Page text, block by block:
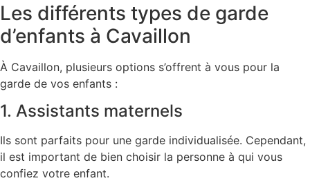
Les différents types de garde
d’enfants à Cavaillon
À Cavaillon, plusieurs options s’offrent à vous pour la
garde de vos enfants :
1. Assistants maternels
Ils sont parfaits pour une garde individualisée. Cependant,
il est important de bien choisir la personne à qui vous
confiez votre enfant.